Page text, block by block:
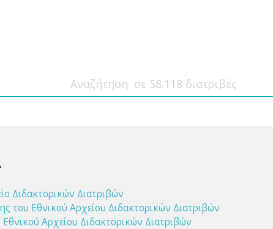
Διδακτορικών Διατριβών
του Εθνικού Αρχείου Διδακτορικών Διατριβών
Αρχείου Διδακτορικών Διατριβών